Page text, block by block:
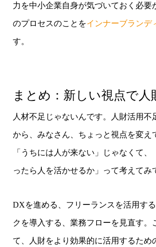
力を中小企業自身が気づいておく必要
のプロセスのことをインナーブランデ
す。
まとめ：新しい視点で人
人材不足じゃないんです。人財活用不
から、みなさん、ちょっと視点を変え
「うちには人が来ない」じゃなくて、
ったら人を活かせるか」って考えてみ
DXを進める、フリーランスを活用す
クを導入する、業務フローを見直す。
て、人財をより効果的に活用するため